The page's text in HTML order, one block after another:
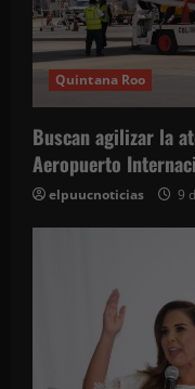
Quintana Roo
Buscan agilizar la
Aeropuerto
elpuucnoticias 9